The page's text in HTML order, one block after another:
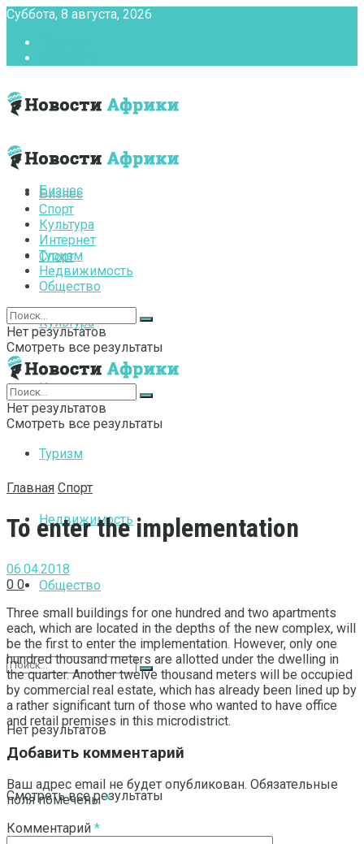
Суббота, 8 августа, 2026
Бизнес
Спорт
Культура
Интернет
Туризм
Недвижимость
Общество
Нет результатов
Смотреть все результаты
Бизнес
Спорт
Культура
Интернет
Туризм
Недвижимость
Общество
Нет результатов
Смотреть все результаты
Нет результатов
Смотреть все результаты
Главная Спорт
To enter the implementation
06.04.2018
0 0
Three small buildings for one hundred and two apartments
each, which are located in the depths of the new complex, will
be the first to enter the implementation. However, only one
hundred thousand meters are allotted under the dwelling in
the quarter. Another twelve thousand meters will be occupied
by commercial real estate, which has already been lined up by
a rather significant turn of those who wanted to have office
and retail premises in this microdistrict.
Добавить комментарий
Ваш адрес email не будет опубликован. Обязательные
поля помечены*
Комментарий *